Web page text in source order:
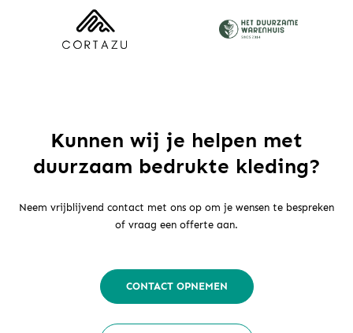
Kunnen wij je helpen met
duurzaam bedrukte kleding?
Neem vrijblijvend contact met ons op om je wensen te bespreken
of vraag een offerte aan.
CONTACT OPNEMEN